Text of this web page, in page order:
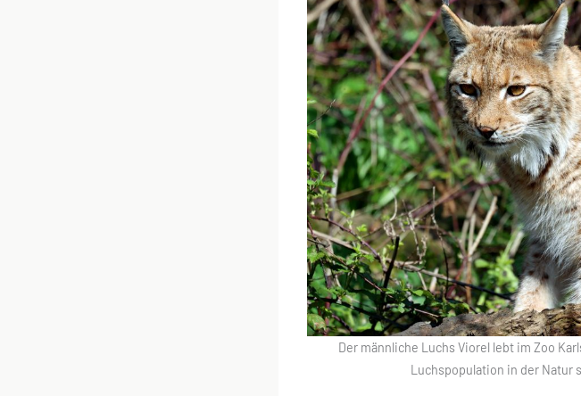
Der männliche Luchs Viorel lebt im Zoo
Luchspopulation in der Natur